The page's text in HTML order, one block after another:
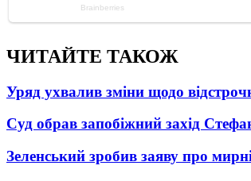
ЧИТАЙТЕ ТАКОЖ
Уряд ухвалив зміни щодо
Суд обрав запобіжний захід
Зеленський зробив заяву про